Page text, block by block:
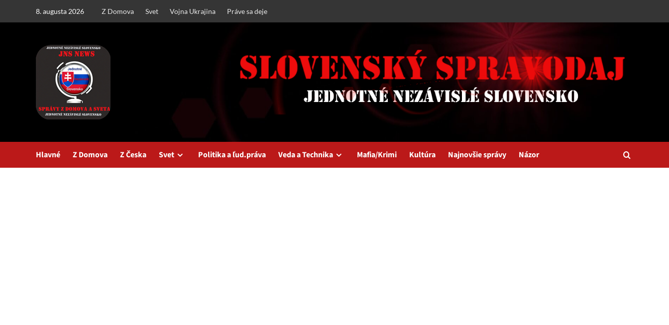
8. augusta 2026 Z Domova Svet Vojna Ukrajina Práve sa deje
Hlavné Z Domova Z Česka Svet Politika a ľud.práva Veda a Technika Mafia/Krimi Kultúra Najnovšie správy Názor